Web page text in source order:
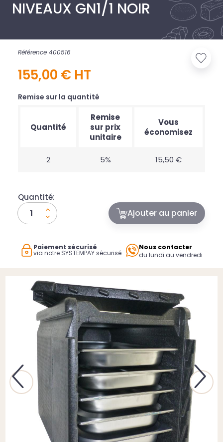
NIVEAUX GN1/1 NOIR
Référence 400516
155,00 € HT
Remise sur la quantité
Quantité
Remise
sur prix
unitaire
Vous
économisez
2 5% 15,50 €
Quantité:
Ajouter au panier
Paiement sécurisé
via notre SYSTEMPAY sécurisé
Nous contacter
du lundi au vendredi
Previous Next